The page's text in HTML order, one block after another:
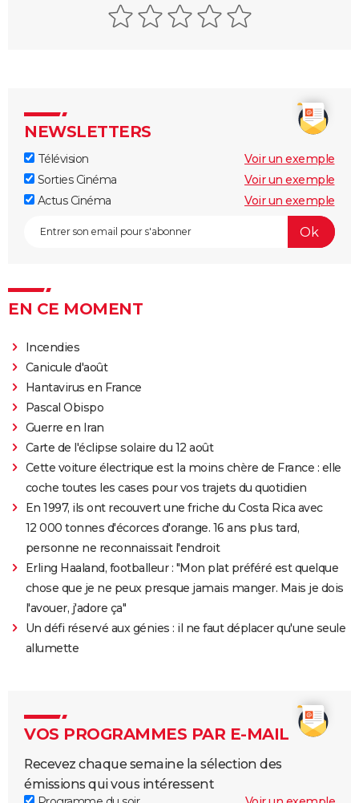
NEWSLETTERS
Télévision
Voir un exemple
Sorties Cinéma
Voir un exemple
Actus Cinéma
Voir un exemple
EN CE MOMENT
Incendies
Canicule d'août
Hantavirus en France
Pascal Obispo
Guerre en Iran
Carte de l'éclipse solaire du 12 août
Cette voiture électrique est la moins chère de France : elle
coche toutes les cases pour vos trajets du quotidien
En 1997, ils ont recouvert une friche du Costa Rica avec
12 000 tonnes d'écorces d'orange. 16 ans plus tard,
personne ne reconnaissait l'endroit
Erling Haaland, footballeur : "Mon plat préféré est quelque
chose que je ne peux presque jamais manger. Mais je dois
l'avouer, j'adore ça"
Un défi réservé aux génies : il ne faut déplacer qu'une seule
allumette
VOS PROGRAMMES PAR E-MAIL
Recevez chaque semaine la sélection des
émissions qui vous intéressent